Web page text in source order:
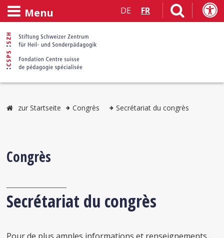
Menu DE FR
zur Startseite Congrès Secrétariat du congrès
Congrès
Secrétariat du congrès